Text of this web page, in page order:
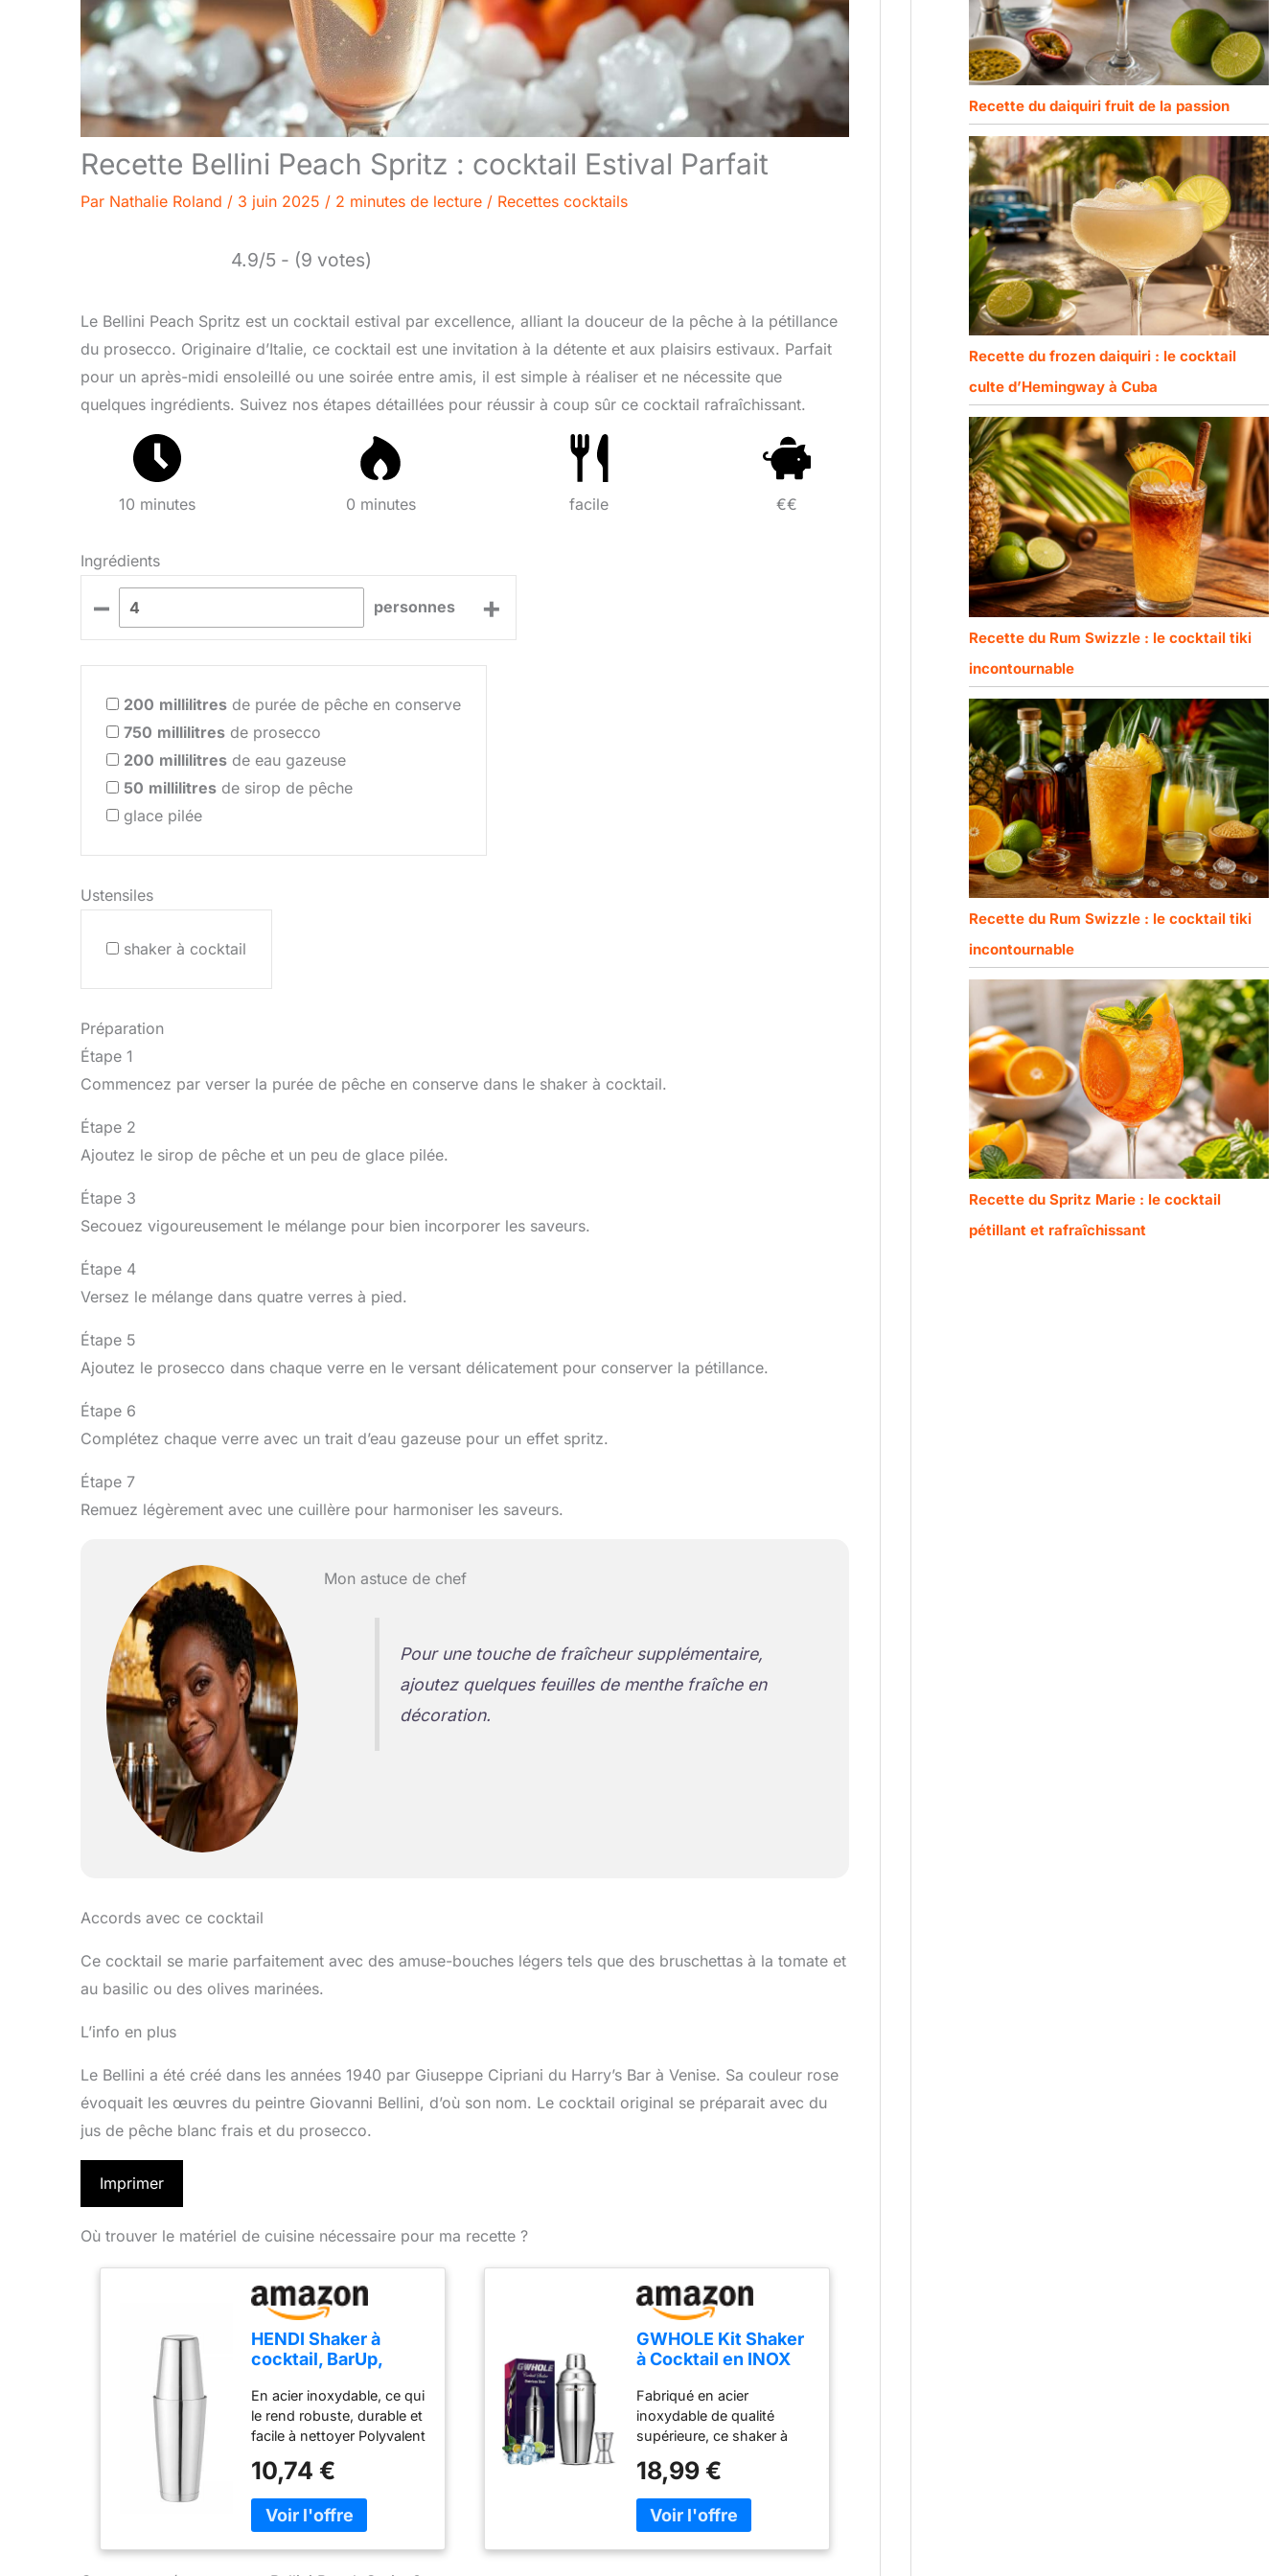
Recette Bellini Peach Spritz : cocktail Estival Parfait
Par Nathalie Roland / 3 juin 2025 / 2 minutes de lecture / Recettes cocktails
4.9/5 - (9 votes)
Le Bellini Peach Spritz est un cocktail estival par excellence, alliant la douceur de la pêche à la pétillance
du prosecco. Originaire d’Italie, ce cocktail est une invitation à la détente et aux plaisirs estivaux. Parfait
pour un après-midi ensoleillé ou une soirée entre amis, il est simple à réaliser et ne nécessite que
quelques ingrédients. Suivez nos étapes détaillées pour réussir à coup sûr ce cocktail rafraîchissant.
10 minutes 0 minutes facile €€
Ingrédients
– personnes +
200 millilitres de purée de pêche en conserve
750 millilitres de prosecco
200 millilitres de eau gazeuse
50 millilitres de sirop de pêche
glace pilée
Ustensiles
shaker à cocktail
Préparation
Étape 1
Commencez par verser la purée de pêche en conserve dans le shaker à cocktail.
Étape 2
Ajoutez le sirop de pêche et un peu de glace pilée.
Étape 3
Secouez vigoureusement le mélange pour bien incorporer les saveurs.
Étape 4
Versez le mélange dans quatre verres à pied.
Étape 5
Ajoutez le prosecco dans chaque verre en le versant délicatement pour conserver la pétillance.
Étape 6
Complétez chaque verre avec un trait d’eau gazeuse pour un effet spritz.
Étape 7
Remuez légèrement avec une cuillère pour harmoniser les saveurs.
Mon astuce de chef
Pour une touche de fraîcheur supplémentaire,
ajoutez quelques feuilles de menthe fraîche en
décoration.
Accords avec ce cocktail
Ce cocktail se marie parfaitement avec des amuse-bouches légers tels que des bruschettas à la tomate et
au basilic ou des olives marinées.
L’info en plus
Le Bellini a été créé dans les années 1940 par Giuseppe Cipriani du Harry’s Bar à Venise. Sa couleur rose
évoquait les œuvres du peintre Giovanni Bellini, d’où son nom. Le cocktail original se préparait avec du
jus de pêche blanc frais et du prosecco.
Imprimer
Où trouver le matériel de cuisine nécessaire pour ma recette ?
HENDI Shaker à
cocktail, BarUp,
on-Tin, utilisation
universelle, 2
shakers lestés :
600ml,
ø90x(H)140mm et
800ml,
ø92x(H)174mm,
vaisselle, acier
En acier inoxydable, ce qui
le rend robuste, durable et
facile à nettoyer Polyvalent
permet de préparer la
plupart des types de
cocktails Fermeture
hermétique, pas de fuite
Pratique à utiliser : les
10,74 €
GWHOLE Kit Shaker
à Cocktail en INOX
Interne, Doseur à
Double Mesure (1/2
et 1 oz) Shaker à
Cocktail
Professionnel Bar et
Maison, Anti-Fuite et
Durable
Fabriqué en acier
inoxydable de qualité
supérieure, ce shaker à
corrosion et aux chocs.
Son design ergonomique
avec couvercle étanche
permet un mélange rapide
et sans éclaboussures,
18,99 €
Recette du daiquiri fruit de la passion
Recette du frozen daiquiri : le cocktail
culte d’Hemingway à Cuba
Recette du Rum Swizzle : le cocktail tiki
incontournable
Recette du Rum Swizzle : le cocktail tiki
incontournable
Recette du Spritz Marie : le cocktail
pétillant et rafraîchissant